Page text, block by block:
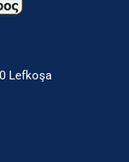
Lefkoşa